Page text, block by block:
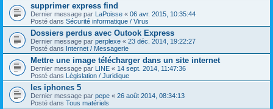
supprimer express find
Dernier message par LaPoisse « 06 avr. 2015, 10:35:44
Posté dans Sécurité informatique / Virus
Dossiers perdus avec Outook Express
Dernier message par perplexe « 23 déc. 2014, 19:22:27
Posté dans Internet / Messagerie
Mettre une image télécharger dans un site internet
Dernier message par LINE « 14 sept. 2014, 11:47:36
Posté dans Législation / Juridique
les iphones 5
Dernier message par pepe « 26 août 2014, 08:34:13
Posté dans Tous matériels